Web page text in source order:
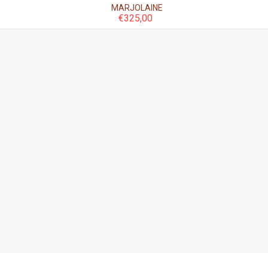
MARJOLAINE
€325,00